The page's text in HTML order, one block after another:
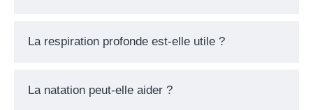
La respiration profonde est-elle utile ?
La natation peut-elle aider ?